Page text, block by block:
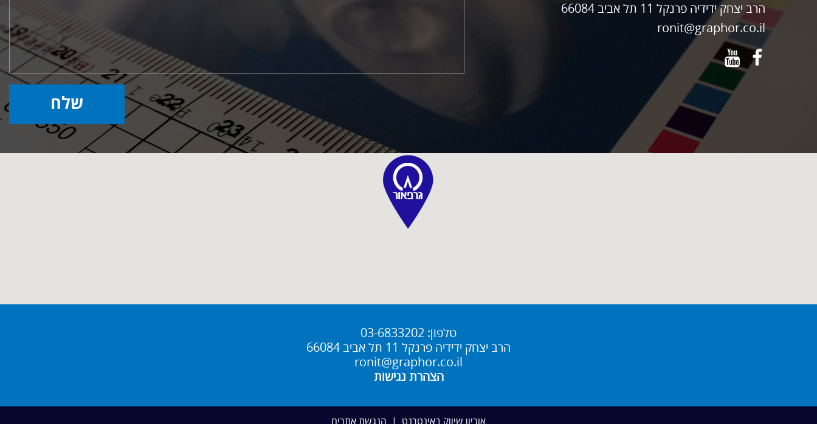
הרב יצחק ידידיה פרנקל 11 תל אביב 66084
ronit@graphor.co.il
טלפון: 03-6833202
הרב יצחק ידידיה פרנקל 11 תל אביב 66084
ronit@graphor.co.il
הצהרת נגישות
אוריון שיווק באינטרנט | הנגשת אתרים